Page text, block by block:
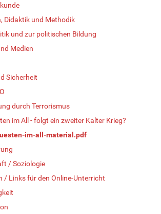
Didaktik und Methodik
und zur politischen Bildung
Medien
Sicherheit
durch Terrorismus
im All - folgt ein zweiter Kalter Krieg?
im-all-material.pdf
/ Soziologie
/ Links für den Online-Unterricht